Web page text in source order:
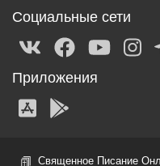
Социальные сети
Приложения
Священное Писание